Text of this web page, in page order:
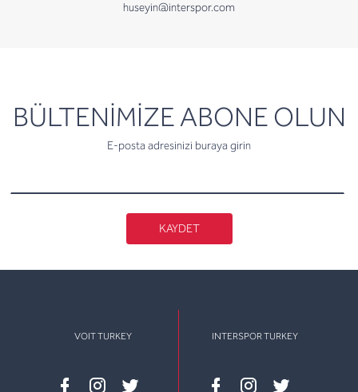
huseyin@interspor.com
BÜLTENİMİZE ABONE OLUN
E-posta adresinizi buraya girin
newsletter
KAYDET
VOIT TURKEY INTERSPOR TURKEY